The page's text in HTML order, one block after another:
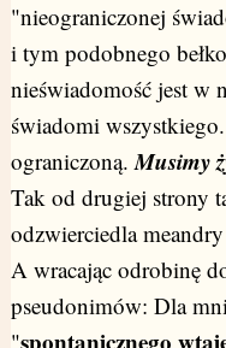
"nieograniczonej
i tym podobnego
nieświadomość jest w
świadomi
ograniczoną. Musimy
Tak od drugiej strony
odzwierciedla
A wracając odrobinę
pseudonimów: Dla
"